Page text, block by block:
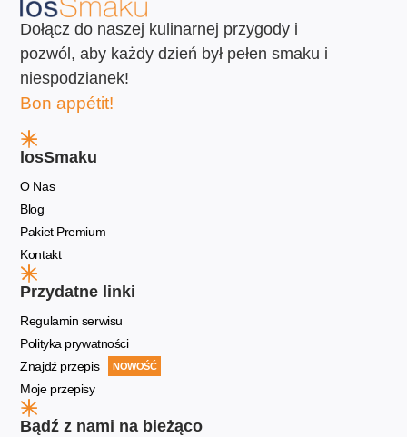
Dołącz do naszej kulinarnej przygody i
pozwól, aby każdy dzień był pełen smaku i
niespodzianek!
Bon appétit!
losSmaku
O Nas
Blog
Pakiet Premium
Kontakt
Przydatne linki
Regulamin serwisu
Polityka prywatności
Znajdź przepis
NOWOŚĆ
Moje przepisy
Bądź z nami na bieżąco